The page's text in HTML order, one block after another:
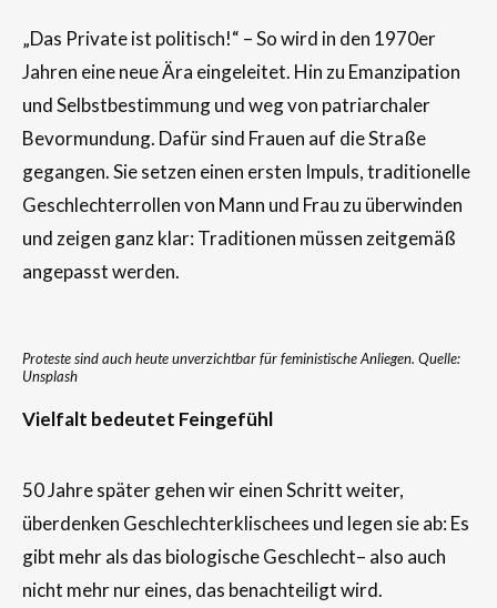
„Das Private ist politisch!“ – So wird in den 1970er
Jahren eine neue Ära eingeleitet. Hin zu Emanzipation
und Selbstbestimmung und weg von patriarchaler
Bevormundung. Dafür sind Frauen auf die Straße
gegangen. Sie setzen einen ersten Impuls, traditionelle
Geschlechterrollen von Mann und Frau zu überwinden
und zeigen ganz klar: Traditionen müssen zeitgemäß
angepasst werden.
Proteste sind auch heute unverzichtbar für feministische Anliegen. Quelle:
Unsplash
Vielfalt bedeutet Feingefühl
50 Jahre später gehen wir einen Schritt weiter,
überdenken Geschlechterklischees und legen sie ab: Es
gibt mehr als das biologische Geschlecht– also auch
nicht mehr nur eines, das benachteiligt wird.